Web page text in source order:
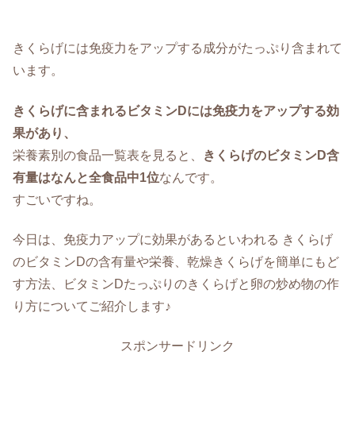
きくらげには免疫力をアップする成分がたっぷり含まれて
います。
きくらげに含まれるビタミンDには免疫力をアップする効
果があり、
栄養素別の食品一覧表を見ると、
きくらげのビタミンD含
有量はなんと全食品中1位なんです。
すごいですね。
今日は、免疫力アップに効果があるといわれる きくらげ
のビタミンDの含有量や栄養、乾燥きくらげを簡単にもど
す方法、ビタミンDたっぷりのきくらげと卵の炒め物の作
り方についてご紹介します♪
スポンサードリンク